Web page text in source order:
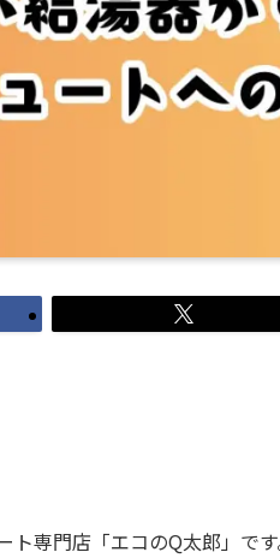
ト専門店「エコのQ太郎」で